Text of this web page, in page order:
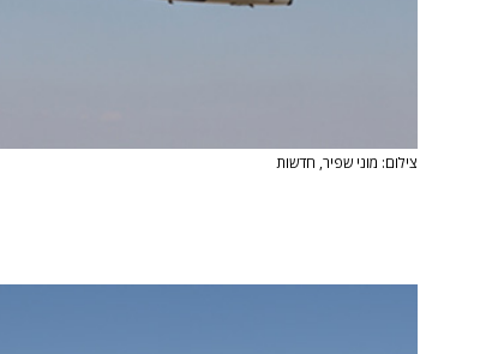
צילום: מוני שפיר, חדשות